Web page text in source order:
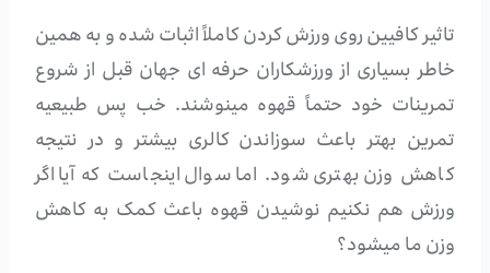
تاثیر کافیین روی ورزش کردن کاملاً اثبات شده و به همین
خاطر بسیاری از ورزشکاران حرفه ای جهان قبل از شروع
تمرینات خود حتماً قهوه مینوشند. خب پس طبیعیه
تمرین بهتر باعث سوزاندن کالری بیشتر و در نتیجه
کاهش وزن بهتری شود. اما سوال اینجاست که آیا اگر
ورزش هم نکنیم نوشیدن قهوه باعث کمک به کاهش
وزن ما میشود؟